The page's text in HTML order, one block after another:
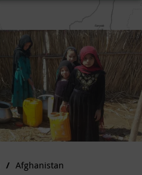
Afghanistan